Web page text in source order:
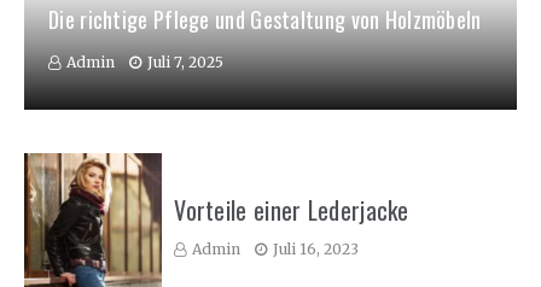
Die richtige Pflege und Gestaltung von Holzmöbeln
Admin Juli 7, 2025
Vorteile einer Lederjacke
Admin Juli 16, 2023